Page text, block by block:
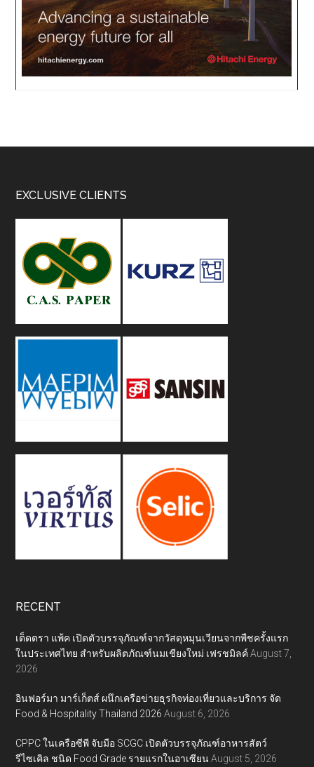
Footer
EXCLUSIVE CLIENTS
RECENT
เต็ดตรา แพ้ค เปิดตัวบรรจุภัณฑ์จากวัสดุหมุนเวียนจากพืชครั้งแรก
ในประเทศไทย สำหรับผลิตภัณฑ์นมเชียงใหม่ เฟรชมิลค์ August 7,
2026
อินฟอร์มา มาร์เก็ตส์ ผนึกเครือข่ายธุรกิจท่องเที่ยวและบริการ จัด
Food & Hospitality Thailand 2026 August 6, 2026
CPPC ในเครือซีพี จับมือ SCGC เปิดตัวบรรจุภัณฑ์อาหารสัตว์
รีไซเคิล ชนิด Food Grade รายแรกในอาเซียน August 5, 2026